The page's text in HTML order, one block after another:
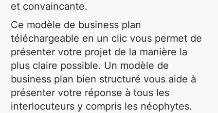
et convaincante.
Ce modèle de business plan
téléchargeable en un clic vous permet de
présenter votre projet de la manière la
plus claire possible. Un modèle de
business plan bien structuré vous aide à
présenter votre réponse à tous les
interlocuteurs y compris les néophytes.